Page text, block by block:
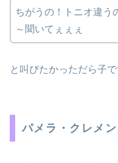
ちがうの！トニオ違う
～聞いてぇぇぇ
と叫びたかっただら子で
パメラ・クレメ